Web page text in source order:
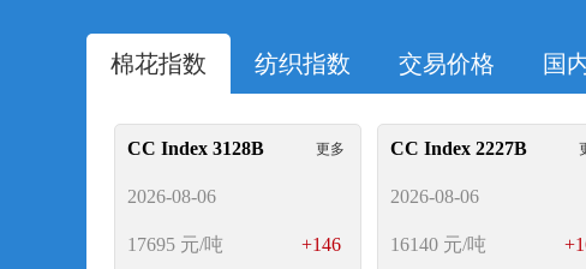
棉花指数 纺织指数 交易价格 国
CC Index 3128B 更多
2026-08-06
17695元/吨 +146
CC Index 2227B
2026-08-06
16140元/吨